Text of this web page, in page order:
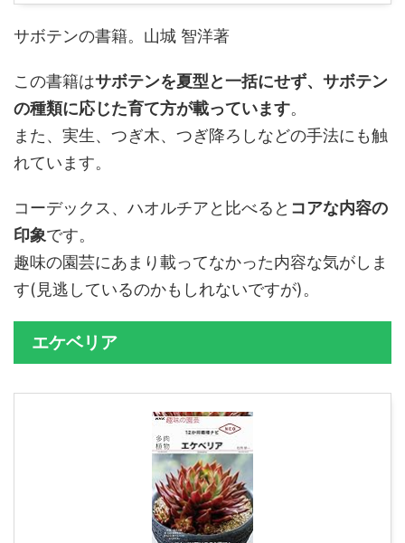
サボテンの書籍。山城 智洋著
この書籍はサボテンを夏型と一括にせず、サボテン
の種類に応じた育て方が載っています。
また、実生、つぎ木、つぎ降ろしなどの手法にも触
れています。
コーデックス、ハオルチアと比べると コアな内容の
印象です。
趣味の園芸にあまり載ってなかった内容な気がしま
す(見逃しているのかもしれないですが)。
エケベリア